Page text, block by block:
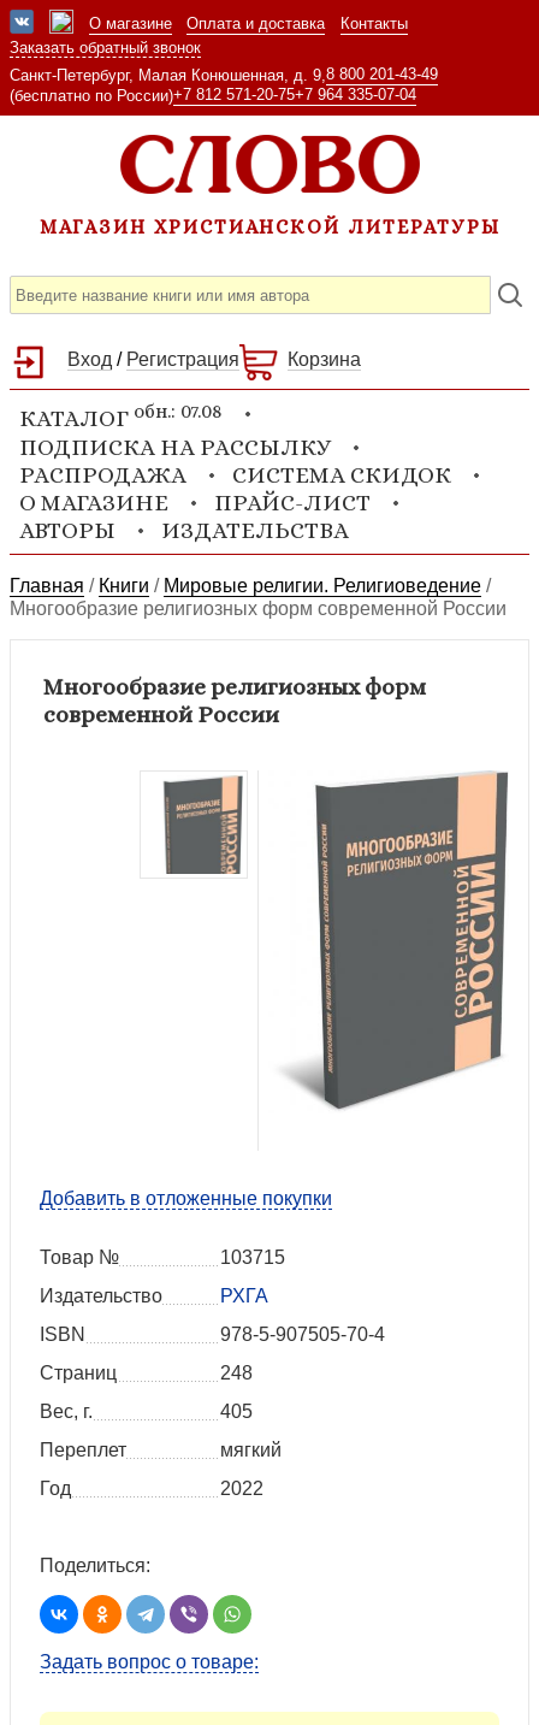
О магазине Оплата и доставка
Контакты
Заказать обратный звонок
Санкт-Петербург, Малая Конюшенная, д. 9, 8 800 201-43-49
(бесплатно по России)+7 812 571-20-75+7 964 335-07-04
МАГАЗИН ХРИСТИАНСКОЙ ЛИТЕРАТУРЫ
Вход / Регистрация Корзина
КАТАЛОГ обн.: 07.08
ПОДПИСКА НА РАССЫЛКУ
РАСПРОДАЖА
СИСТЕМА СКИДОК
О МАГАЗИНЕ
ПРАЙС-ЛИСТ
АВТОРЫ
ИЗДАТЕЛЬСТВА
Главная / Книги / Мировые религии. Религиоведение /
Многообразие религиозных форм современной России
Многообразие религиозных форм
современной России
Добавить в отложенные покупки
Товар №
103715
Издательство
РХГА
ISBN
978-5-907505-70-4
Страниц
248
Вес, г.
405
Переплет
мягкий
Год
2022
Поделиться:
Задать вопрос о товаре: